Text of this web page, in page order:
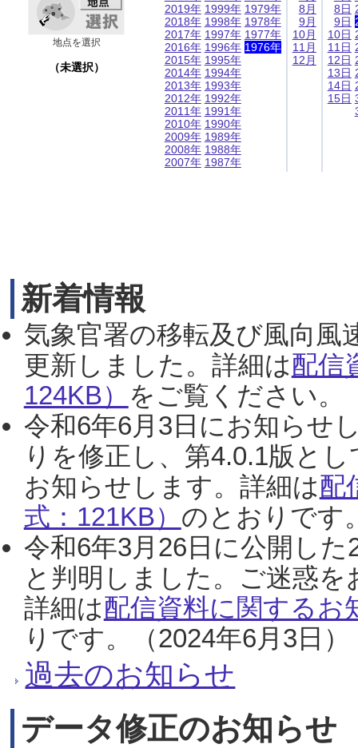
地点を選択
（未選択）
2019年
2018年
2017年
2016年
2015年
2014年
2013年
2012年
2011年
2010年
2009年
2008年
2007年
1999年
1998年
1997年
1996年
1995年
1994年
1993年
1992年
1991年
1990年
1989年
1988年
1987年
1979年
1978年
1977年
1976年
8月
9月
10月
11月
12月
8日
9日
10日
11日
12日
13日
14日
15日
新着情報
気象官署の移転及び風向風
更新しました。詳細は配信
124KB） をご覧ください。
令和6年6月3日にお知らせ
りを修正し、第4.0.1版と
お知らせします。詳細は配
式：121KB） のとおりです
令和6年3月26日に公開し
と判明しました。ご迷惑
詳細は配信資料に関するお
りです。（2024年6月3日）
過去のお知らせ
データ修正のお知らせ